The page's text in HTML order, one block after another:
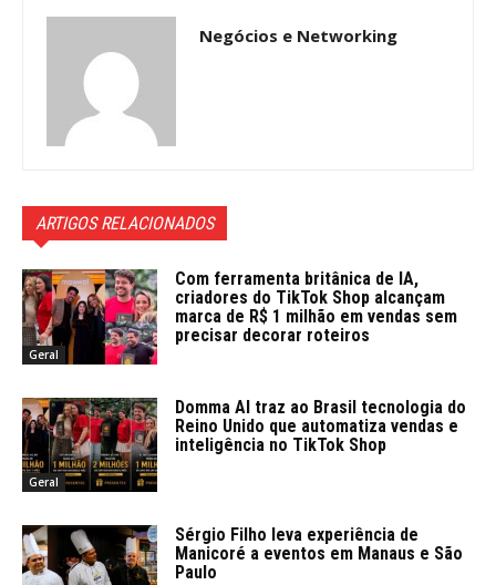
Negócios e Networking
ARTIGOS RELACIONADOS
Geral
Com ferramenta britânica de IA,
criadores do TikTok Shop alcançam
marca de R$ 1 milhão em vendas sem
precisar decorar roteiros
Geral
Domma AI traz ao Brasil tecnologia do
Reino Unido que automatiza vendas e
inteligência no TikTok Shop
Sérgio Filho leva experiência de
Manicoré a eventos em Manaus e São
Paulo